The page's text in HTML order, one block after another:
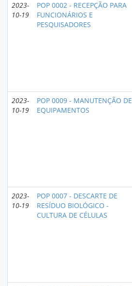
2023-
10-19
POP 0002 - RECEPÇÃO PARA
FUNCIONÁRIOS E
PESQUISADORES
2023-
10-19
POP 0009 - MANUTENÇÃO DE
EQUIPAMENTOS
2023-
10-19
POP 0007 - DESCARTE DE
RESÍDUO BIOLÓGICO -
CULTURA DE CÉLULAS